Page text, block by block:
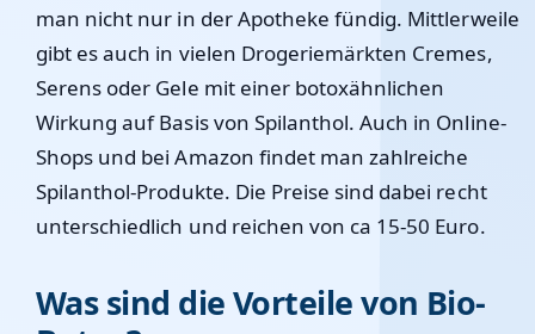
man nicht nur in der Apotheke fündig. Mittlerweile
gibt es auch in vielen Drogeriemärkten Cremes,
Serens oder Gele mit einer botoxähnlichen
Wirkung auf Basis von Spilanthol. Auch in Online-
Shops und bei Amazon findet man zahlreiche
Spilanthol-Produkte. Die Preise sind dabei recht
unterschiedlich und reichen von ca 15-50 Euro.
Was sind die Vorteile von Bio-